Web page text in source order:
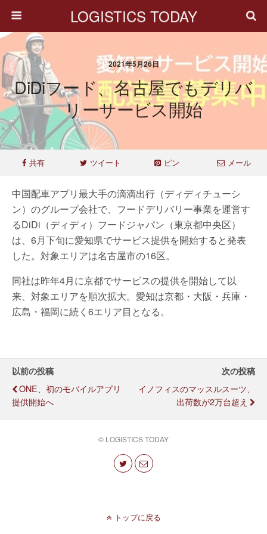
LOGISTICS TODAY
2021年5月26日
DiDiフード、名古屋でもデリバ
リーサービス開始
共有 ツイート ピン メール
中国配車アプリ最大手の滴滴出行（ディディチューシ
ン）のグループ会社で、フードデリバリー事業を運営す
るDiDi（ディディ）フードジャパン（東京都中央区）
は、6月下旬に愛知県でサービス提供を開始すると発表
した。対象エリアは名古屋市の16区。
同社は昨年4月に京都でサービスの提供を開始して以
来、対象エリアを順次拡大。愛知は京都・大阪・兵庫・
広島・福岡に続く6エリア目となる。
以前の投稿
ONE、初のモバイルアプリ
提供開始へ
次の投稿
イノフィスのマッスルスーツ、
出荷数が2万台超え
© LOGISTICS TODAY
トップに戻る